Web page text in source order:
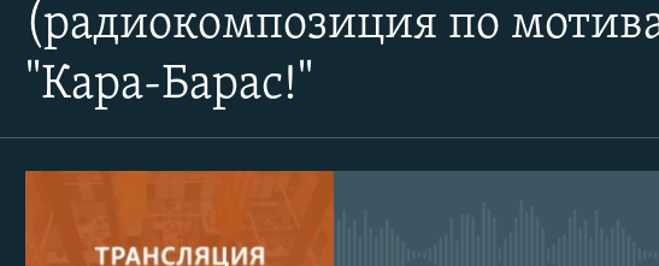
(радиокомпозиция по
"Кара-Барас!"